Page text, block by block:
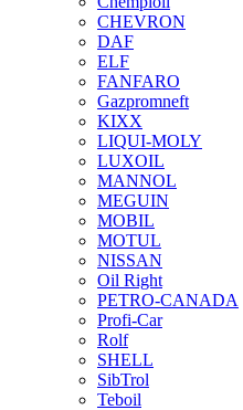
CHEVRON
DAF
ELF
FANFARO
Gazpromneft
KIXX
LIQUI-MOLY
LUXOIL
MANNOL
MEGUIN
MOBIL
MOTUL
NISSAN
Oil Right
PETRO-CANADA
Profi-Car
Rolf
SHELL
SibTrol
Teboil